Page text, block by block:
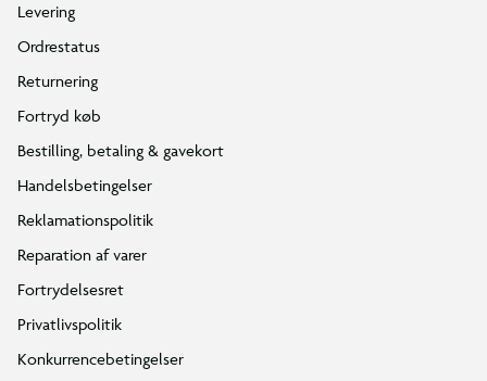
Levering
Ordrestatus
Returnering
Fortryd køb
Bestilling, betaling & gavekort
Handelsbetingelser
Reklamationspolitik
Reparation af varer
Fortrydelsesret
Privatlivspolitik
Konkurrencebetingelser